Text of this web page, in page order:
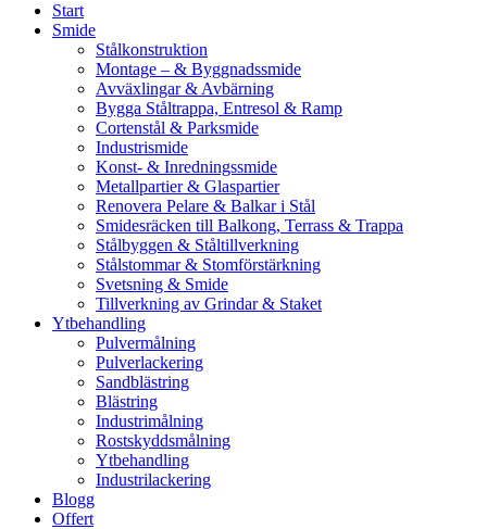
Start
Smide
Stålkonstruktion
Montage – & Byggnadssmide
Avväxlingar & Avbärning
Bygga Ståltrappa, Entresol & Ramp
Cortenstål & Parksmide
Industrismide
Konst- & Inredningssmide
Metallpartier & Glaspartier
Renovera Pelare & Balkar i Stål
Smidesräcken till Balkong, Terrass & Trappa
Stålbyggen & Ståltillverkning
Stålstommar & Stomförstärkning
Svetsning & Smide
Tillverkning av Grindar & Staket
Ytbehandling
Pulvermålning
Pulverlackering
Sandblästring
Blästring
Industrimålning
Rostskyddsmålning
Ytbehandling
Industrilackering
Blogg
Offert